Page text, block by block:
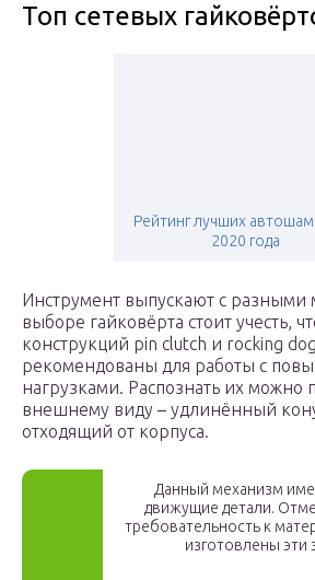
Топ сетевых
Рейтинг лучших
2020 года
Инструмент выпускают с
выборе гайковёрта стоит учесть,
конструкций pin clutch и rocking
рекомендованы для работы с
нагрузками. Распознать их можно
внешнему виду – удлинённый
отходящий от корпуса.
Данный механизм
движущие детали.
требовательность к
изготовлены эти